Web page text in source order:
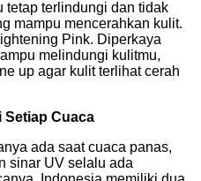
tetap terlindungi dan tidak
mampu mencerahkan kulit.
Pink. Diperkaya
melindungi kulitmu,
up agar kulit terlihat cerah
Setiap Cuaca
ada saat cuaca panas,
sinar UV selalu ada